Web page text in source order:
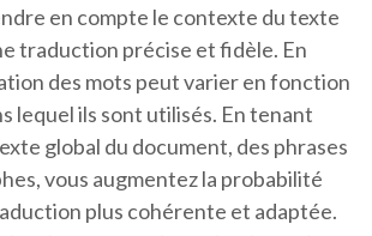
en compte le contexte du texte
traduction précise et fidèle. En
des mots peut varier en fonction
lequel ils sont utilisés. En tenant
global du document, des phrases
vous augmentez la probabilité
plus cohérente et adaptée.